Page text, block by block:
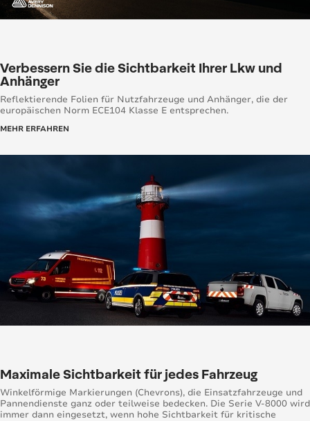
Verbessern Sie die Sichtbarkeit Ihrer Lkw und
Anhänger
Reflektierende Folien für Nutzfahrzeuge und Anhänger, die der
europäischen Norm ECE104 Klasse E entsprechen.
MEHR ERFAHREN
Maximale Sichtbarkeit für jedes Fahrzeug
Winkelförmige Markierungen (Chevrons), die Einsatzfahrzeuge und
Pannendienste ganz oder teilweise bedecken. Die Serie V-8000 wird
immer dann eingesetzt, wenn hohe Sichtbarkeit für kritische